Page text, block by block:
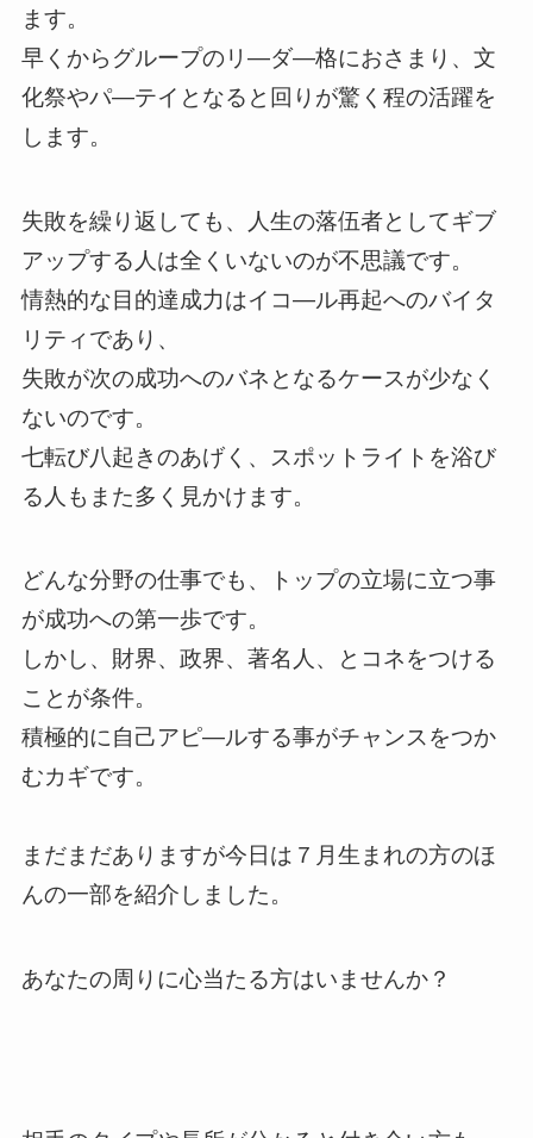
ます。
早くからグループのリ―ダ―格におさまり、文
化祭やパ―テイとなると回りが驚く程の活躍を
します。
失敗を繰り返しても、人生の落伍者としてギブ
アップする人は全くいないのが不思議です。
情熱的な目的達成力はイコ―ル再起へのバイタ
リティであり、
失敗が次の成功へのバネとなるケースが少なく
ないのです。
七転び八起きのあげく、スポットライトを浴び
る人もまた多く見かけます。
どんな分野の仕事でも、トップの立場に立つ事
が成功への第一歩です。
しかし、財界、政界、著名人、とコネをつける
ことが条件。
積極的に自己アピ―ルする事がチャンスをつか
むカギです。
まだまだありますが今日は７月生まれの方のほ
んの一部を紹介しました。
あなたの周りに心当たる方はいませんか？